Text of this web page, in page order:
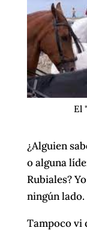
El
¿Alguien
o alguna
Rubiales?
ningún lado.
Tampoco vi